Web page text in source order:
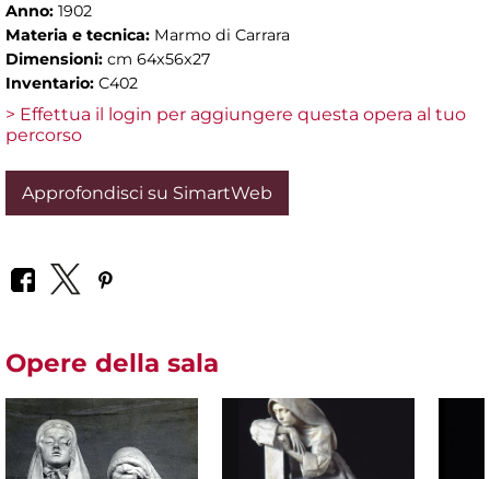
Anno: 1902
Materia e tecnica: Marmo di Carrara
Dimensioni: cm 64x56x27
Inventario: C402
> Effettua il login per aggiungere questa opera al tuo
percorso
Approfondisci su SimartWeb
Opere della sala